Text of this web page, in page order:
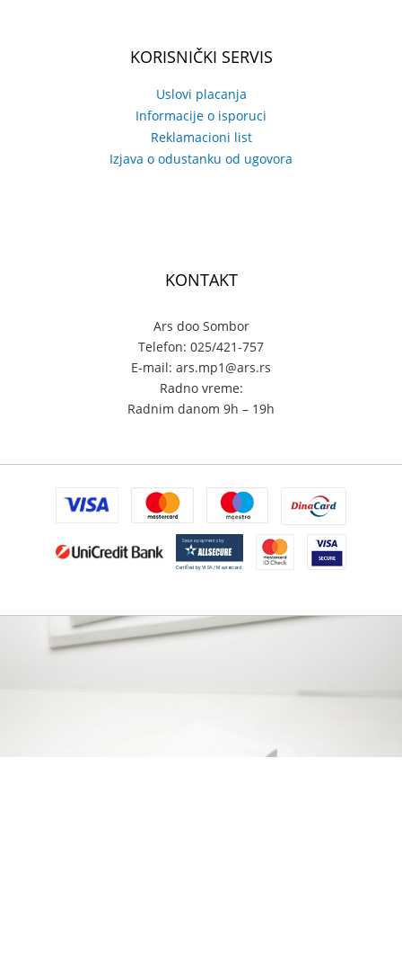
KORISNIČKI SERVIS
Uslovi placanja
Informacije o isporuci
Reklamacioni list
Izjava o odustanku od ugovora
KONTAKT
Ars doo Sombor
Telefon: 025/421-757
E-mail: ars.mp1@ars.rs
Radno vreme:
Radnim danom 9h – 19h